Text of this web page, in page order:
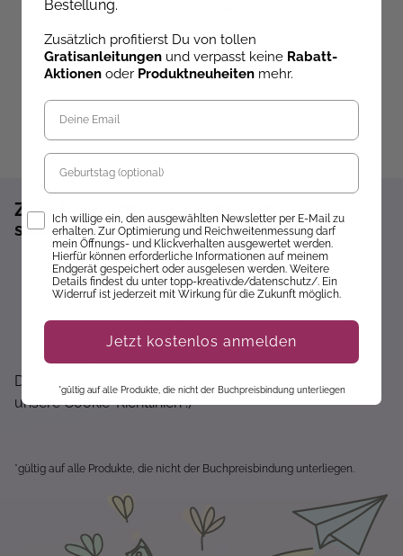
39,95 €
Zum Newsletter anmelden und 10%
sparen!*
Sofort 10% Rabatt auf die nächste Bestellung
Exklusive Angebote erhalten
Keine Rabatt-Aktion mehr verpassen
Über Neuheiten informiert werden
Dir wird hier nichts angezeigt? Dann akzeptiere bitte
unsere Cookie-Richtlinien :)
*gültig auf alle Produkte, die nicht der Buchpreisbindung unterliegen.
Bestellung.
Zusätzlich profitierst Du von tollen
Gratisanleitungen und verpasst keine Rabatt-
Aktionen oder Produktneuheiten mehr.
Geburtstag
Opt-InIch willige ein, den ausgewählten Newsletter per E-Mail zu
erhalten. Zur Optimierung und Reichweitenmessung darf
mein Öffnungs- und Klickverhalten ausgewertet werden.
Hierfür können erforderliche Informationen auf meinem
Endgerät gespeichert oder ausgelesen werden. Weitere
Details findest du unter topp-kreativ.de/datenschutz/. Ein
Widerruf ist jederzeit mit Wirkung für die Zukunft möglich.
Jetzt kostenlos anmelden
*gültig auf alle Produkte, die nicht der Buchpreisbindung unterliegen